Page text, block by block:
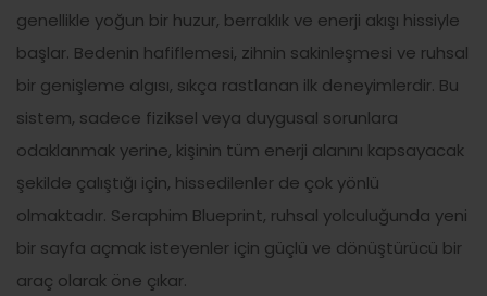
genellikle yoğun bir huzur, berraklık ve enerji akışı hissiyle
başlar. Bedenin hafiflemesi, zihnin sakinleşmesi ve ruhsal
bir genişleme algısı, sıkça rastlanan ilk deneyimlerdir. Bu
sistem, sadece fiziksel veya duygusal sorunlara
odaklanmak yerine, kişinin tüm enerji alanını kapsayacak
şekilde çalıştığı için, hissedilenler de çok yönlü
olmaktadır. Seraphim Blueprint, ruhsal yolculuğunda yeni
bir sayfa açmak isteyenler için güçlü ve dönüştürücü bir
araç olarak öne çıkar.